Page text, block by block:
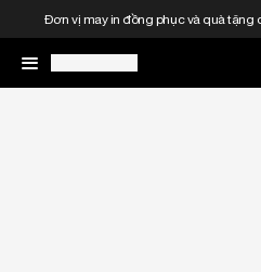
Đơn vị may in đồng phục và quà tặng